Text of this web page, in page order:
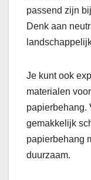
passend zijn
Denk aan
Je kunt ook
materialen
papierbehang.
gemakkelijk
papierbehang
duurzaam.